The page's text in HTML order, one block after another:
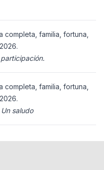
completa, familia, fortuna,
completa, familia, fortuna,
Gracias Cecilia por tu comentario. Un saludo